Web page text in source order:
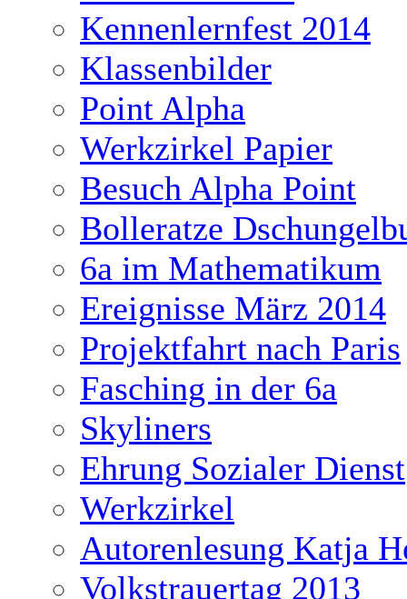
Kennenlernfest 2014
Klassenbilder
Point Alpha
Werkzirkel Papier
Besuch Alpha Point
Bolleratze
6a im Mathematikum
Ereignisse März 2014
Projektfahrt nach Paris
Fasching in der 6a
Skyliners
Ehrung Sozialer Dienst
Werkzirkel
Autorenlesung Katja
Volkstrauertag 2013